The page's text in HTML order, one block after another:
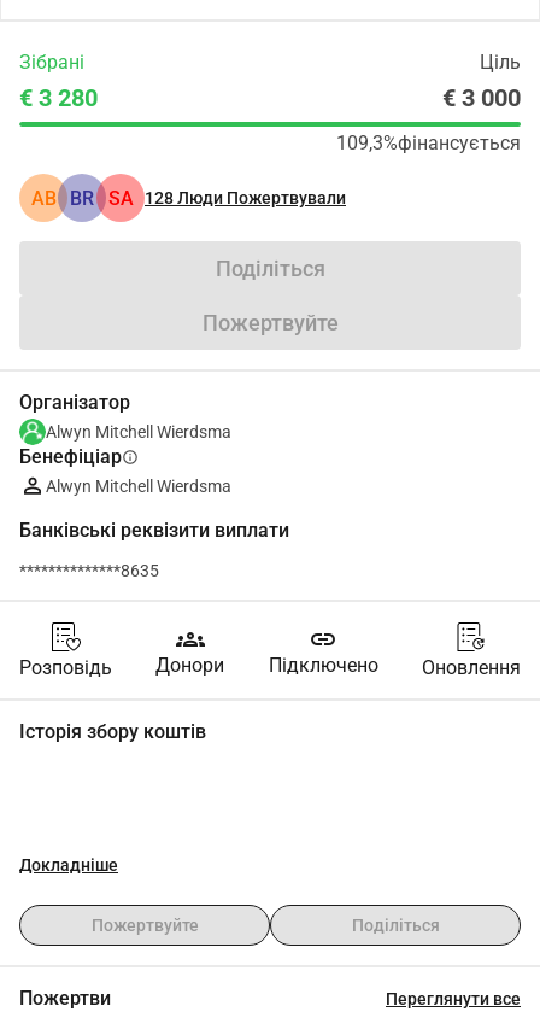
Зібрані Ціль
€ 3 280 € 3 000
109,3%фінансується
АВ BR SA 128Люди Пожертвували
Поділіться
Пожертвуйте
Організатор
Alwyn Mitchell Wierdsma
Бенефіціарinfo
Alwyn Mitchell Wierdsma
Банківські реквізити виплати
**************8635
Розповідь
groups
Донори
link
Підключено Оновлення
Історія збору коштів
Докладніше
Пожертвуйте Поділіться
Пожертви Переглянути все